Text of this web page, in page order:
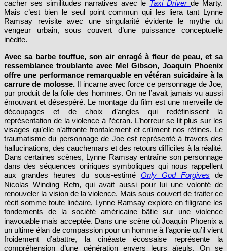
cacher ses similitudes narratives avec le Taxi Driver de Marty.
Mais c’est bien le seul point commun qui les liera tant Lynne
Ramsay revisite avec une singularité évidente le mythe du
vengeur urbain, sous couvert d’une puissance conceptuelle
inédite.
Avec sa barbe touffue, son air enragé à fleur de peau, et sa
ressemblance troublante avec Mel Gibson, Joaquin Phoenix
offre une performance remarquable en vétéran suicidaire à la
carrure de molosse.Il incarne avec force ce personnage de Joe,
pur produit de la folie des hommes. On ne l’avait jamais vu aussi
émouvant et désespéré. Le montage du film est une merveille de
découpages et de choix d’angles qui redéfinissent la
représentation de la violence à l’écran. L’horreur se lit plus sur les
visages qu’elle n’affronte frontalement et crûment nos rétines. Le
traumatisme du personnage de Joe est représenté à travers des
hallucinations, des cauchemars et des retours difficiles à la réalité.
Dans certaines scènes, Lynne Ramsay entraîne son personnage
dans des séquences oniriques symboliques qui nous rappellent
aux grandes heures du sous-estimé Only God Forgives de
Nicolas Winding Refn, qui avait aussi pour lui une volonté de
renouveler la vision de la violence. Mais sous couvert de traiter ce
récit somme toute linéaire, Lynne Ramsay explore en filigrane les
fondements de la société américaine bâtie sur une violence
inavouable mais acceptée. Dans une scène où Joaquin Phoenix a
un ultime élan de compassion pour un homme à l’agonie qu’il vient
froidement d’abattre, la cinéaste écossaise représente la
compréhension d’une génération envers leurs aïeuls. On se